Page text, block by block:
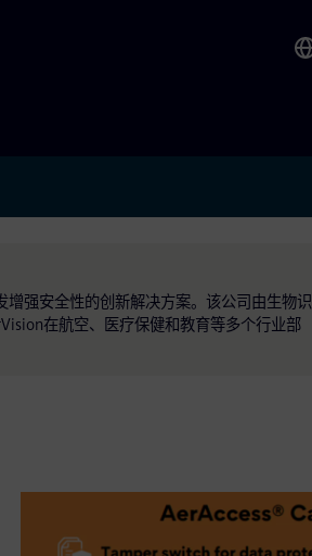
强安全性的创新解决方案。该公司由生物识
在航空、医疗保健和教育等多个行业部